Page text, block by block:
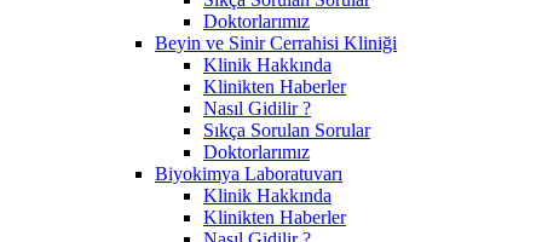
Doktorlarımız
Beyin ve Sinir Cerrahisi Kliniği
Klinik Hakkında
Klinikten Haberler
Nasıl Gidilir ?
Sıkça Sorulan Sorular
Doktorlarımız
Biyokimya Laboratuvarı
Klinik Hakkında
Klinikten Haberler